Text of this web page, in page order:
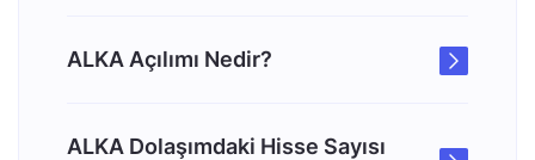
ALKA Açılımı Nedir?
ALKA Dolaşımdaki Hisse Sayısı